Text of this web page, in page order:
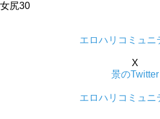
女尻30
エロハリコミュニ
X
景のTwitter
エロハリコミュニ